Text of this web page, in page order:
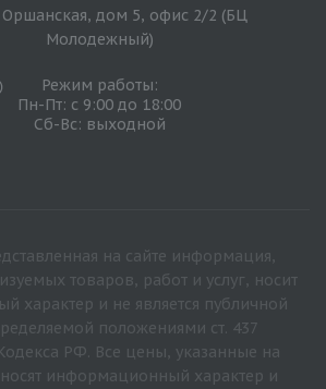
Оршанская, дом 5, офис 2/2 (БЦ
Молодежный)
Режим работы:
Пн-Пт: с 9:00 до 18:00
Сб-Вс: выходной
на сайте информация,
товаров, работ и услуг, носит
характер и не является публичной
положениями ст. 437
РФ. Все цены, указанные на
информационный характер и